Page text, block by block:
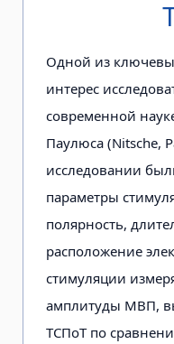
Одной из
интерес
современной
Паулюса (Nitsche,
исследовании
параметры
полярность,
расположение
стимуляции
амплитуды МВП,
ТСПоТ по